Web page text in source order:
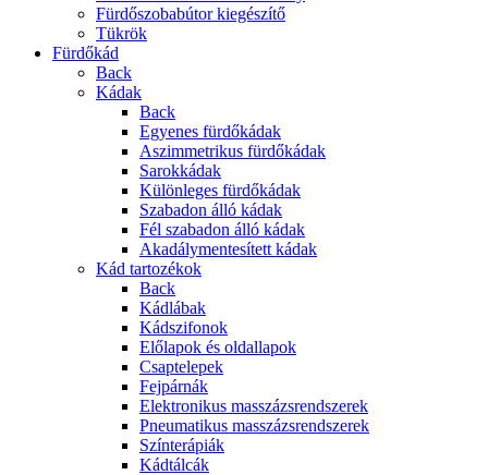
Fürdőszobabútor kiegészítő
Tükrök
Fürdőkád
Back
Kádak
Back
Egyenes fürdőkádak
Aszimmetrikus fürdőkádak
Sarokkádak
Különleges fürdőkádak
Szabadon álló kádak
Fél szabadon álló kádak
Akadálymentesített kádak
Kád tartozékok
Back
Kádlábak
Kádszifonok
Előlapok és oldallapok
Csaptelepek
Fejpárnák
Elektronikus masszázsrendszerek
Pneumatikus masszázsrendszerek
Színterápiák
Kádtálcák